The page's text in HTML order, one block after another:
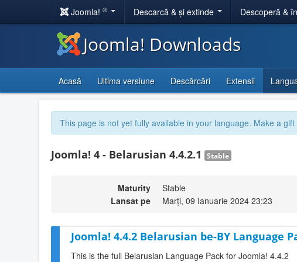
Joomla! ® Descarcă & și extinde Descoperă &
Joomla! Downloads
Acasă Ultima versiune Descărcări Extensii
This page is not yet fully available in your language. Make a
Joomla! 4 - Belarusian 4.4.2.1 Stable
Maturity
Stable
Lansat pe
Marți, 09 Ianuarie 2024 23:23
Joomla! 4.4.2 Belarusian be-BY Language
This is the full Belarusian Language Pack for Joomla! 4.4.2